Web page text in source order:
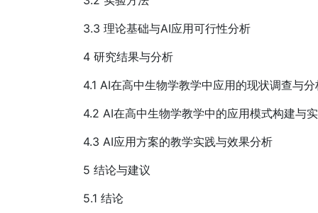
3.3 理论基础与AI应用可行性分析
4 研究结果与分析
4.1 AI在高中生物学教学中应用的现状调查与分
4.2 AI在高中生物学教学中的应用模式构建与
4.3 AI应用方案的教学实践与效果分析
5 结论与建议
5.1 结论